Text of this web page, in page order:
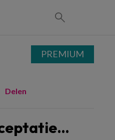
Delen
PREMIUM